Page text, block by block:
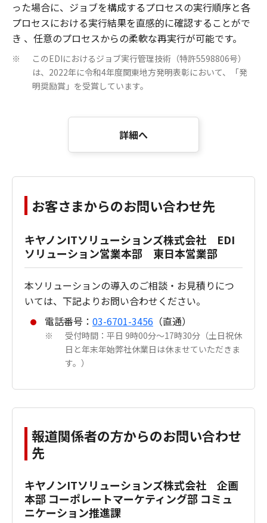
った場合に、ジョブを構成するプロセスの実行順序と各
プロセスにおける実行結果を直感的に確認することがで
き 、任意のプロセスからの柔軟な再実行が可能です。
※
このEDIにおけるジョブ実行管理技術（特許5598806号）
は、2022年に令和4年度関東地方発明表彰において、「発
明奨励賞」を受賞しています。
詳細へ
お客さまからのお問い合わせ先
キヤノンITソリューションズ株式会社 EDI
ソリューション営業本部 東日本営業部
本ソリューションの導入のご相談・お見積りにつ
いては、下記よりお問い合わせください。
電話番号： 03-6701-3456 （直通）
※
受付時間：平日 9時00分～17時30分（土日祝休
日と年末年始弊社休業日は休ませていただきま
す。）
報道関係者の方からのお問い合わせ
先
キヤノンITソリューションズ株式会社 企画
本部 コーポレートマーケティング部 コミュ
ニケーション推進課